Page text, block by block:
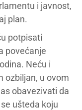
i javnost,
plan.
potpisati
povećanje
Neću i
ozbiljan, u ovom
obavezivati da
ušteda koju